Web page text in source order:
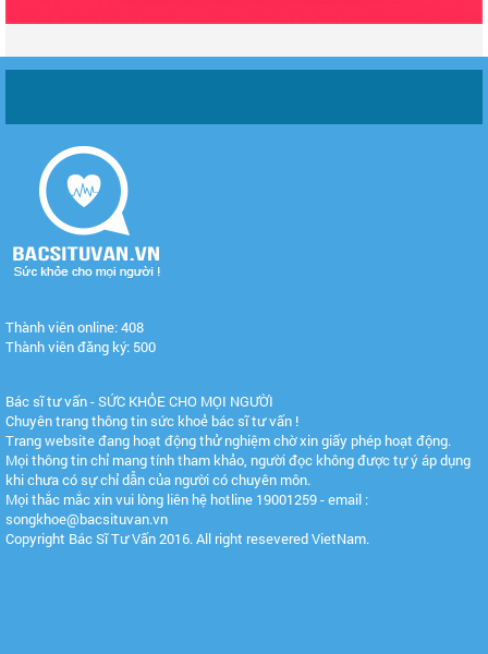
Thành viên online: 408
Thành viên đăng ký: 500
Bác sĩ tư vấn - SỨC KHỎE CHO MỌI NGƯỜI
Chuyên trang thông tin sức khoẻ bác sĩ tư vấn !
Trang website đang hoạt động thử nghiệm chờ xin giấy phép hoạt động.
Mọi thông tin chỉ mang tính tham khảo, người đọc không được tự ý áp dụng
khi chưa có sự chỉ dẫn của người có chuyên môn.
Mọi thắc mắc xin vui lòng liên hệ hotline 19001259 - email :
songkhoe@bacsituvan.vn
Copyright Bác Sĩ Tư Vấn 2016. All right resevered VietNam.